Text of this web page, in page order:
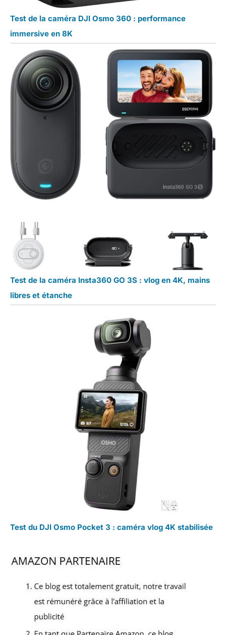
Test de la caméra DJI Osmo 360 : performance
immersive en 8K
Test de la caméra Insta360 GO 3S : vlog en 4K, mains
libres et étanche
Test du DJI Osmo Pocket 3 : caméra vlog 4K stabilisée